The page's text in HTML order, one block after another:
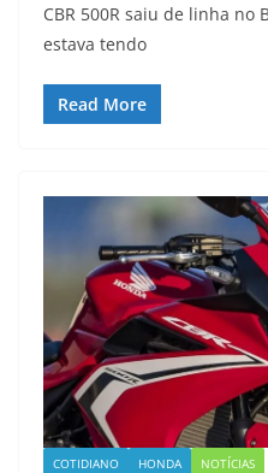
CBR 500R saiu de linha no
estava tendo
Read More
COTIDIANO HONDA NOTÍCIAS